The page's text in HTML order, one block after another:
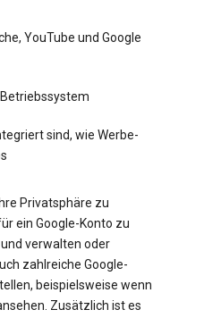
YouTube und Google
sind, wie Werbe-
Privatsphäre zu
ein Google-Konto zu
verwalten oder
zahlreiche Google-
beispielsweise wenn
Zusätzlich ist es